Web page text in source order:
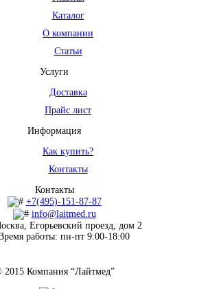
Каталог
О компании
Статьи
Услуги
Доставка
Прайс лист
Информация
Как купить?
Контакты
Контакты
+7(495)-151-87-87
info@laitmed.ru
Егорьевский проезд, дом 2
работы: пн-пт 9:00-18:00
2015 Компания “Лайтмед”